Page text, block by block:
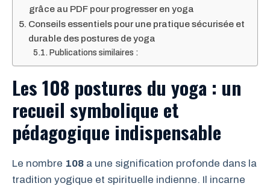
grâce au PDF pour progresser en yoga
Conseils essentiels pour une pratique sécurisée et
durable des postures de yoga
Publications similaires :
Les 108 postures du yoga : un
recueil symbolique et
pédagogique indispensable
Le nombre 108 a une signification profonde dans la
tradition yogique et spirituelle indienne. Il incarne